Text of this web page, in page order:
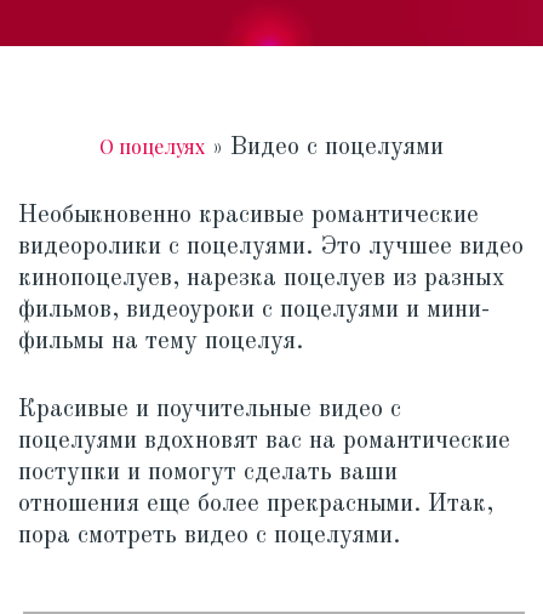
О поцелуях » Видео с поцелуями
Необыкновенно красивые романтические
видеоролики с поцелуями. Это лучшее видео
кинопоцелуев, нарезка поцелуев из разных
фильмов, видеоуроки с поцелуями и мини-
фильмы на тему поцелуя.
Красивые и поучительные видео с
поцелуями вдохновят вас на романтические
поступки и помогут сделать ваши
отношения еще более прекрасными. Итак,
пора смотреть видео с поцелуями.